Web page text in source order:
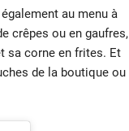
au menu à
crêpes ou en gaufres,
sa corne en frites. Et
de la boutique ou